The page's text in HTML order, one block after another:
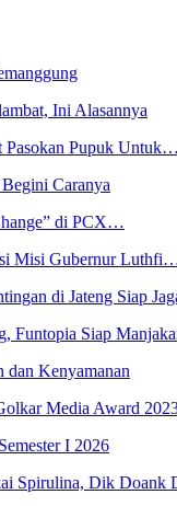
Ini Alasannya
Pasokan Pupuk Untuk…
Caranya
di PCX…
Misi Gubernur
di Jateng Siap
Funtopia Siap
dan Kenyamanan
Media Award
I 2026
Spirulina, Dik Doank